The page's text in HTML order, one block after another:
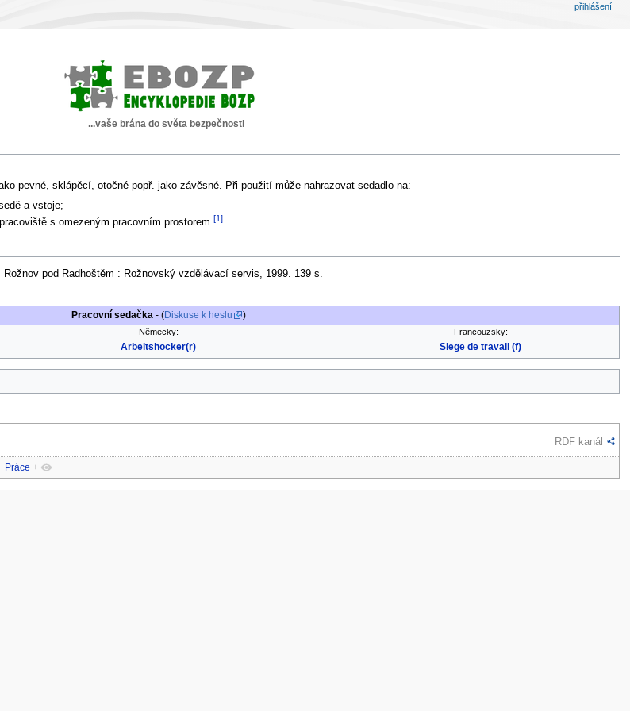
...vaše brána do světa bezpečnosti
pevné, sklápěcí, otočné popř. jako závěsné. Při použití může nahrazovat sedadlo na:
a vstoje;
s omezeným pracovním prostorem.[1]
pod Radhoštěm : Rožnovský vzdělávací servis, 1999. 139 s.
Pracovní sedačka- (Diskuse k heslu )
Německy: Francouzsky:
Arbeitshocker(r) Siege de travail (f)
RDF kanál
Práce +
přihlášení